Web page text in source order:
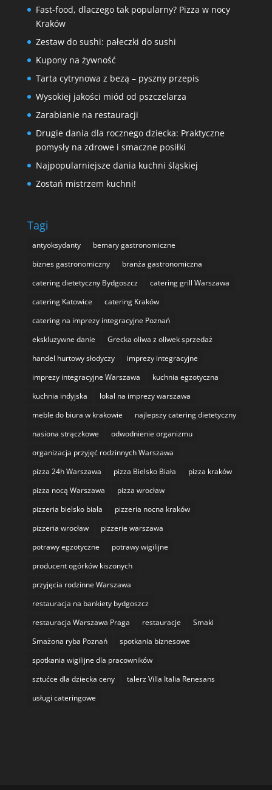
Fast-food, dlaczego tak popularny? Pizza w nocy
Kraków
Zestaw do sushi: pałeczki do sushi
Kupony na żywność
Tarta cytrynowa z bezą – pyszny przepis
Wysokiej jakości miód od pszczelarza
Zarabianie na restauracji
Drugie dania dla rocznego dziecka: Praktyczne
pomysły na zdrowe i smaczne posiłki
Najpopularniejsze dania kuchni śląskiej
Zostań mistrzem kuchni!
Tagi
antyoksydanty
bemary gastronomiczne
biznes gastronomiczny
branża gastronomiczna
catering dietetyczny Bydgoszcz
catering grill Warszawa
catering Katowice
catering Kraków
catering na imprezy integracyjne Poznań
ekskluzywne danie
Grecka oliwa z oliwek sprzedaż
handel hurtowy słodyczy
imprezy integracyjne
imprezy integracyjne Warszawa
kuchnia egzotyczna
kuchnia indyjska
lokal na imprezy warszawa
meble do biura w krakowie
najlepszy catering dietetyczny
nasiona strączkowe
odwodnienie organizmu
organizacja przyjęć rodzinnych Warszawa
pizza 24h Warszawa
pizza Bielsko Biała
pizza kraków
pizza nocą Warszawa
pizza wrocław
pizzeria bielsko biała
pizzeria nocna kraków
pizzeria wrocław
pizzerie warszawa
potrawy egzotyczne
potrawy wigilijne
producent ogórków kiszonych
przyjęcia rodzinne Warszawa
restauracja na bankiety bydgoszcz
restauracja Warszawa Praga
restauracje
Smaki
Smażona ryba Poznań
spotkania biznesowe
spotkania wigilijne dla pracowników
sztućce dla dziecka ceny
talerz Villa Italia Renesans
usługi cateringowe